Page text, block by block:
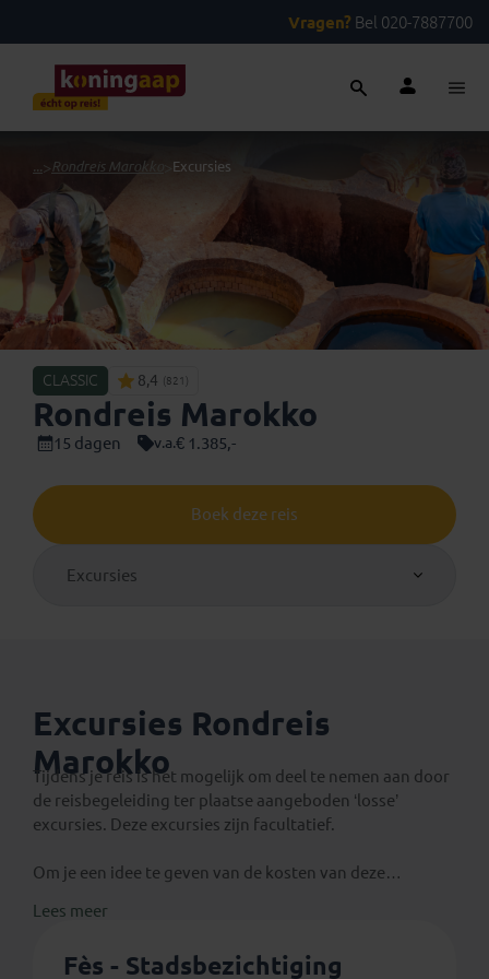
Vragen? Bel 020-7887700
... > Rondreis Marokko Excursies
CLASSIC 8,4 (821)
Rondreis Marokko
15 dagen v.a.€ 1.385,-
Boek deze reis
Excursies
Excursies Rondreis
Marokko
Tijdens je reis is het mogelijk om deel te nemen aan door
de reisbegeleiding ter plaatse aangeboden ‘losse’
excursies. Deze excursies zijn facultatief.
Om je een idee te geven van de kosten van deze
persoon gebaseerd op de deelname van minimaal 4
Door koersschommelingen kan de prijs veranderen. De
Lees meer
Fès - Stadsbezichtiging